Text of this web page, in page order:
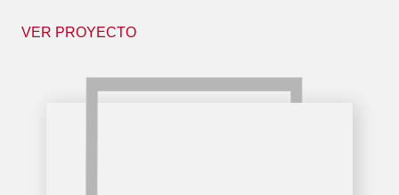
VER PROYECTO